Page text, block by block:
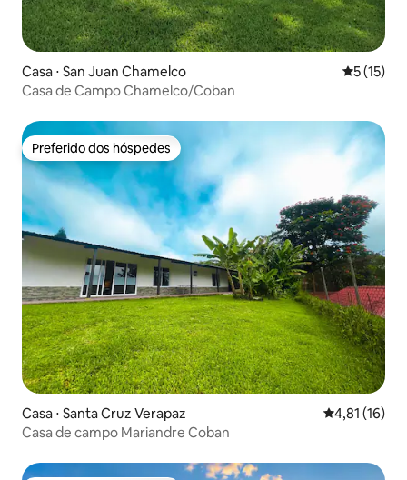
Casa ⋅ San Juan Chamelco 5 de uma
5 (15)
Casa de Campo Chamelco/Coban
Preferido dos hóspedes
Preferido dos hóspedes
Casa ⋅ Santa Cruz Verapaz 4,81 de uma
4,81 (16)
Casa de campo Mariandre Coban